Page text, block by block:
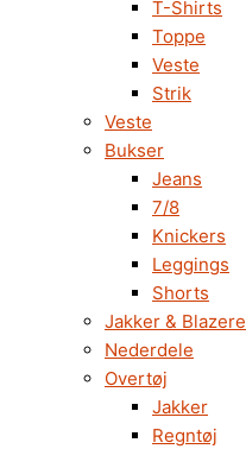
T-Shirts
Toppe
Veste
Strik
Veste
Bukser
Jeans
7/8
Knickers
Leggings
Shorts
Jakker & Blazere
Nederdele
Overtøj
Jakker
Regntøj